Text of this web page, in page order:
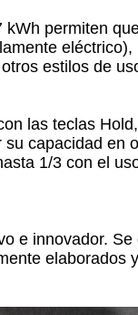
permiten
eléctrico),
estilos de
las teclas
capacidad en
1/3 con el
e innovador.
elaborados